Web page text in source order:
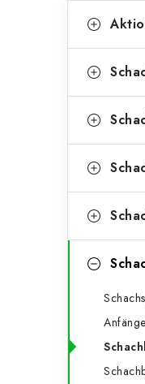
e
t
e
l
e
e
überspringen
a
e
o
i